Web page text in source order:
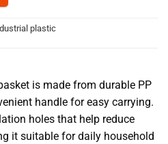
plastic
is made from durable PP
handle for easy carrying.
holes that help reduce
it suitable for daily household